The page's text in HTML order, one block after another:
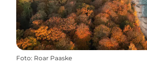
Foto: Roar Paaske